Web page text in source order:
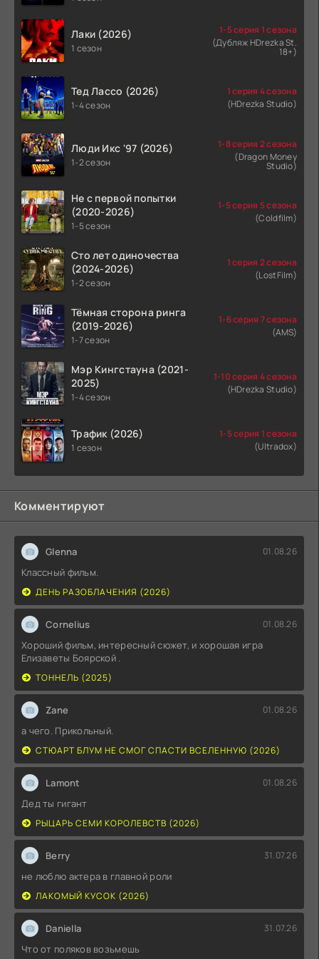
Лаки (2026)
1 сезон
1-5 серия 1 сезона
(Дубляж HDrezka St.
18+)
Тед Лассо (2026)
1-4 сезон
1 серия 4 сезона
(HDrezka Studio)
Люди Икс '97 (2026)
1-2 сезон
1-8 серия 2 сезона
(Dragon Money
Studio)
Не с первой попытки
(2020-2026)
1-5 сезон
1-5 серия 5 сезона
(Coldfilm)
Сто лет одиночества
(2024-2026)
1-2 сезон
1 серия 2 сезона
(LostFilm)
Тёмная сторона ринга
(2019-2026)
1-7 сезон
1-6 серия 7 сезона
(AMS)
Мэр Кингстауна (2021-
2025)
1-4 сезон
1-10 серия 4 сезона
(HDrezka Studio)
Трафик (2026)
1 сезон
1-5 серия 1 сезона
(Ultradox)
Комментируют
Glenna 01.08.26
Классный фильм.
ДЕНЬ РАЗОБЛАЧЕНИЯ (2026)
Cornelius 01.08.26
Хороший фильм, интересный сюжет, и хорошая игра
Елизаветы Боярской .
ТОННЕЛЬ (2025)
Zane 01.08.26
а чего. Прикольный.
СТЮАРТ БЛУМ НЕ СМОГ СПАСТИ ВСЕЛЕННУЮ (2026)
Lamont 01.08.26
Дед ты гигант
РЫЦАРЬ СЕМИ КОРОЛЕВСТВ (2026)
Berry 31.07.26
не люблю актера в главной роли
ЛАКОМЫЙ КУСОК (2026)
Daniella 31.07.26
Что от поляков возьмешь